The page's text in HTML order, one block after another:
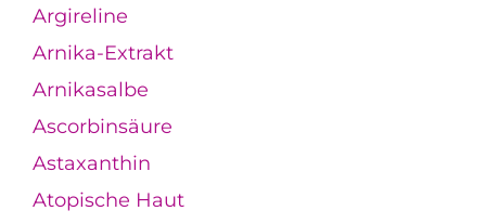
Argireline
Arnika-Extrakt
Arnikasalbe
Ascorbinsäure
Astaxanthin
Atopische Haut